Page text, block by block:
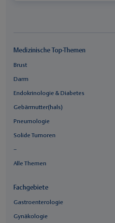
Medizinische Top-Themen
Brust
Darm
Endokrinologie & Diabetes
Gebärmutter(hals)
Pneumologie
Solide Tumoren
–
Alle Themen
Fachgebiete
Gastroenterologie
Gynäkologie